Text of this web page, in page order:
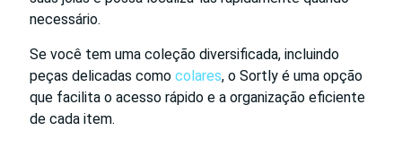
necessário.
Se você tem uma coleção diversificada, incluindo
peças delicadas como colares, o Sortly é uma opção
que facilita o acesso rápido e a organização eficiente
de cada item.